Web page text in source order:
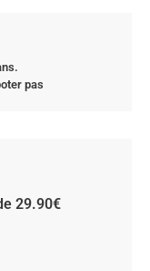
pas
29.90€